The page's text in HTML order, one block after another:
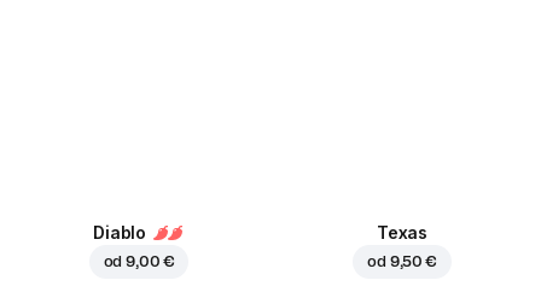
Diablo
od9,00 €
Texas
od 9,50 €